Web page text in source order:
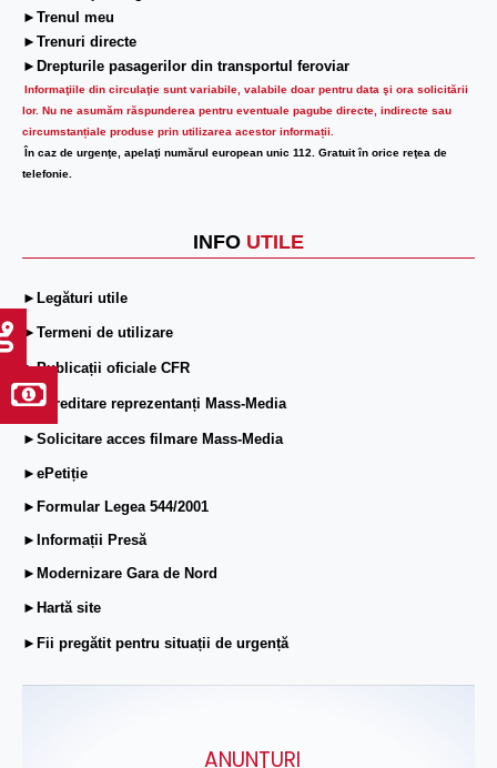
►Trenul meu
►Trenuri directe
►Drepturile pasagerilor din transportul feroviar
Informaţiile din circulaţie sunt variabile, valabile doar pentru data şi ora solicitării
lor. Nu ne asumăm răspunderea pentru eventuale pagube directe, indirecte sau
circumstanțiale produse prin utilizarea acestor informații.
În caz de urgenţe, apelaţi numărul european unic 112. Gratuit în orice reţea de
telefonie.
INFO UTILE
►Legături utile
►Termeni de utilizare
►Publicații oficiale CFR
►Acreditare reprezentanți Mass-Media
►Solicitare acces filmare Mass-Media
►ePetiție
►Formular Legea 544/2001
►Informații Presă
►Modernizare Gara de Nord
►Hartă site
►Fii pregătit pentru situații de urgență
ANUNŢURI